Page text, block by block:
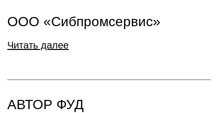
ООО «Сибпромсервис»
Читать далее
АВТОР ФУД